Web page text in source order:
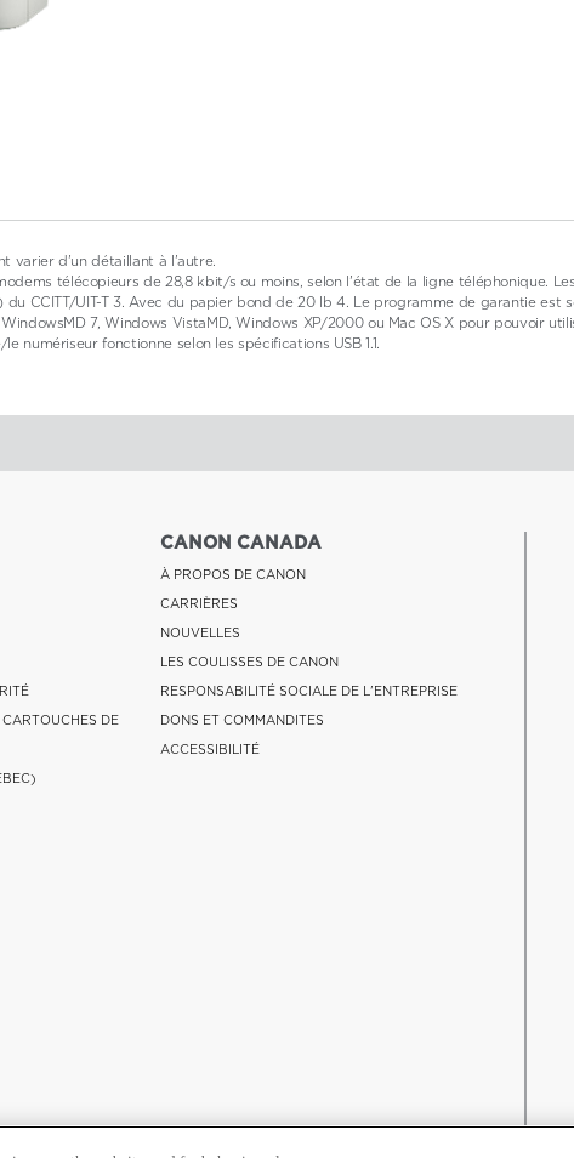
varier d'un détaillant à l'autre.
télécopieurs de 28,8 kbit/s ou moins, selon l'état de la ligne téléphonique.
CCITT/UIT-T 3. Avec du papier bond de 20 lb 4. Le programme de garantie
7, Windows VistaMD, Windows XP/2000 ou Mac OS X pour pouvoir
numériseur fonctionne selon les spécifications USB 1.1.
DE
CANON CANADA
À PROPOS DE CANON
CARRIÈRES
NOUVELLES
LES COULISSES DE CANON
RESPONSABILITÉ SOCIALE DE L'ENTREPRISE
DONS ET COMMANDITES
ACCESSIBILITÉ